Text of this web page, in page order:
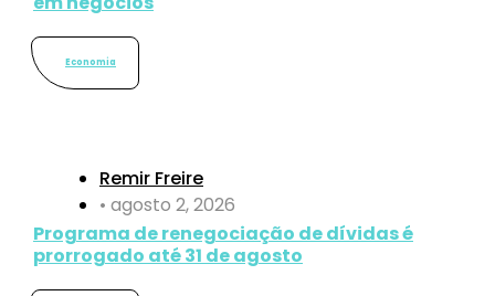
Economia
Remir Freire
• agosto 2, 2026
Programa de renegociação de dívidas é
prorrogado até 31 de agosto